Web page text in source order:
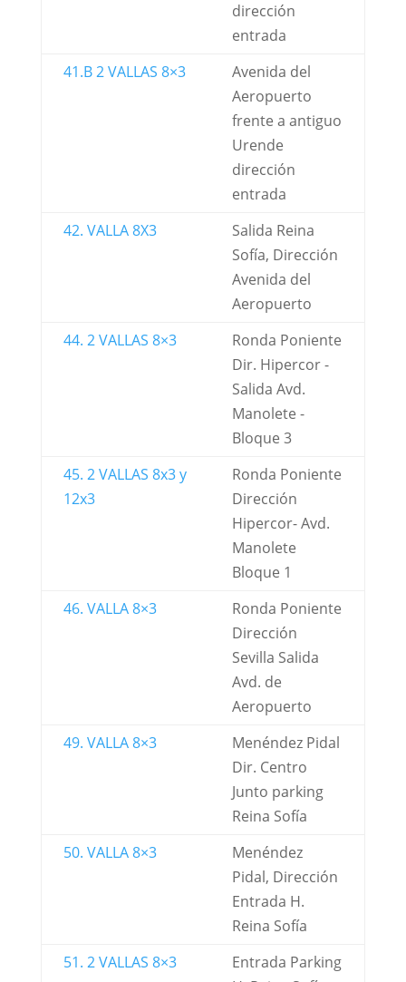
dirección
entrada
41.B 2 VALLAS 8×3
Avenida del
Aeropuerto
frente a antiguo
Urende
dirección
entrada
42. VALLA 8X3
Salida Reina
Sofía, Dirección
Avenida del
Aeropuerto
44. 2 VALLAS 8×3
Ronda Poniente
Dir. Hipercor -
Salida Avd.
Manolete -
Bloque 3
45. 2 VALLAS 8x3 y
12x3
Ronda Poniente
Dirección
Hipercor- Avd.
Manolete
Bloque 1
46. VALLA 8×3
Ronda Poniente
Dirección
Sevilla Salida
Avd. de
Aeropuerto
49. VALLA 8×3
Menéndez Pidal
Dir. Centro
Junto parking
Reina Sofía
50. VALLA 8×3
Menéndez
Pidal, Dirección
Entrada H.
Reina Sofía
51. 2 VALLAS 8×3
Entrada Parking